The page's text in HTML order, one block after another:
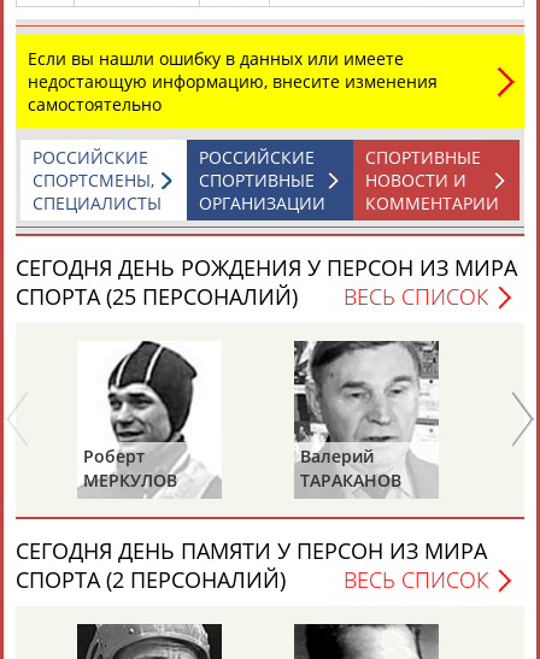
© Стадион, 1998-2026
Разработка и поддержка ООО НАИТ «Стадион»
Адресов в новостной рассылке: 996
Подпишись
Если вы нашли ошибку в данных или имеете
недостающую информацию, внесите изменения
самостоятельно
СПОРТИВНЫЕ
НОВОСТИ И
КОММЕНТАРИИ
РОССИЙСКИЕ
СПОРТИВНЫЕ
ОРГАНИЗАЦИИ
РОССИЙСКИЕ
СПОРТСМЕНЫ,
СПЕЦИАЛИСТЫ
СЕГОДНЯ ДЕНЬ РОЖДЕНИЯ У ПЕРСОН ИЗ МИРА
СПОРТА (25 ПЕРСОНАЛИЙ)
ВЕСЬ СПИСОК
Роберт
МЕРКУЛОВ
Валерий
ТАРАКАНОВ
СЕГОДНЯ ДЕНЬ ПАМЯТИ У ПЕРСОН ИЗ МИРА
СПОРТА (2 ПЕРСОНАЛИЙ)
ВЕСЬ СПИСОК